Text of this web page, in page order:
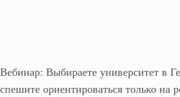
Вебинар: Выбираете университет в
спешите ориентироваться только на